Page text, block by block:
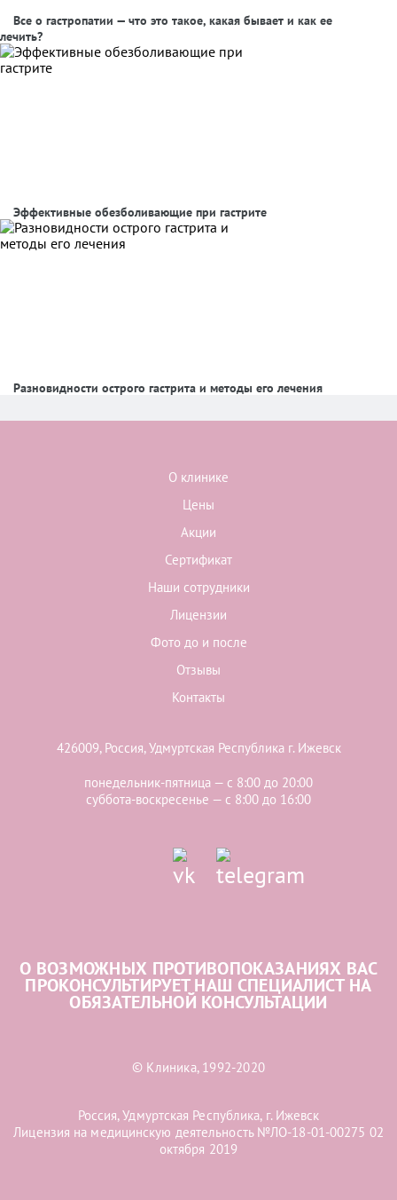
Все о гастропатии — что это такое, какая бывает и как ее
лечить?
Эффективные обезболивающие при гастрите
Разновидности острого гастрита и методы его лечения
О клинике
Цены
Акции
Сертификат
Наши сотрудники
Лицензии
Фото до и после
Отзывы
Контакты
426009, Россия, Удмуртская Республика г. Ижевск
понедельник-пятница — с 8:00 до 20:00
суббота-воскресенье — с 8:00 до 16:00
О ВОЗМОЖНЫХ ПРОТИВОПОКАЗАНИЯХ ВАС
ПРОКОНСУЛЬТИРУЕТ НАШ СПЕЦИАЛИСТ НА
ОБЯЗАТЕЛЬНОЙ КОНСУЛЬТАЦИИ
© Клиника, 1992-2020
Россия, Удмуртская Республика, г. Ижевск
Лицензия на медицинскую деятельность №ЛО-18-01-00275 02
октября 2019